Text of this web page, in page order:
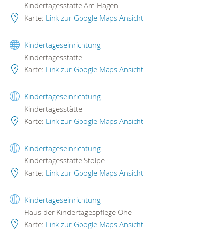
Kindertagesstätte Am Hagen
Karte: Link zur Google Maps Ansicht
Kindertageseinrichtung
Kindertagesstätte
Karte: Link zur Google Maps Ansicht
Kindertageseinrichtung
Kindertagesstätte
Karte: Link zur Google Maps Ansicht
Kindertageseinrichtung
Kindertagesstätte Stolpe
Karte: Link zur Google Maps Ansicht
Kindertageseinrichtung
Haus der Kindertagespflege Ohe
Karte: Link zur Google Maps Ansicht